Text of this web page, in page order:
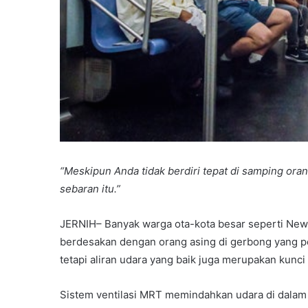
“Meskipun Anda tidak berdiri tepat di samping
sebaran itu.”
JERNIH– Banyak warga ota-kota besar seperti
berdesakan dengan orang asing di gerbong yang
tetapi aliran udara yang baik juga merupakan
Sistem ventilasi MRT memindahkan udara di